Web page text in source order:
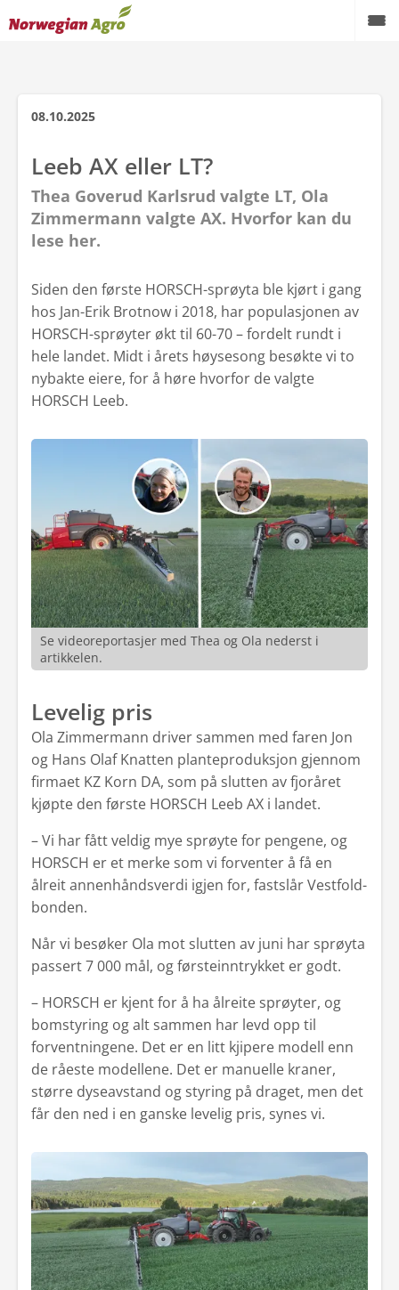
08.10.2025
Leeb AX eller LT?
Thea Goverud Karlsrud valgte LT, Ola
Zimmermann valgte AX. Hvorfor kan du
lese her.
Siden den første HORSCH-sprøyta ble kjørt i gang
hos Jan-Erik Brotnow i 2018, har populasjonen av
HORSCH-sprøyter økt til 60-70 – fordelt rundt i
hele landet. Midt i årets høysesong besøkte vi to
nybakte eiere, for å høre hvorfor de valgte
HORSCH Leeb.
Se videoreportasjer med Thea og Ola nederst i
artikkelen.
Levelig pris
Ola Zimmermann driver sammen med faren Jon
og Hans Olaf Knatten planteproduksjon gjennom
firmaet KZ Korn DA, som på slutten av fjoråret
kjøpte den første HORSCH Leeb AX i landet.
– Vi har fått veldig mye sprøyte for pengene, og
HORSCH er et merke som vi forventer å få en
ålreit annenhåndsverdi igjen for, fastslår Vestfold-
bonden.
Når vi besøker Ola mot slutten av juni har sprøyta
passert 7 000 mål, og førsteinntrykket er godt.
– HORSCH er kjent for å ha ålreite sprøyter, og
bomstyring og alt sammen har levd opp til
forventningene. Det er en litt kjipere modell enn
de råeste modellene. Det er manuelle kraner,
større dyseavstand og styring på draget, men det
får den ned i en ganske levelig pris, synes vi.